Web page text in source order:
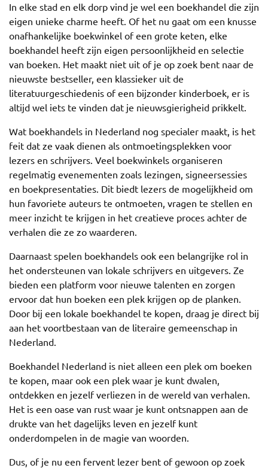
In elke stad en elk dorp vind je wel een boekhandel die zijn
eigen unieke charme heeft. Of het nu gaat om een knusse
onafhankelijke boekwinkel of een grote keten, elke
boekhandel heeft zijn eigen persoonlijkheid en selectie
van boeken. Het maakt niet uit of je op zoek bent naar de
nieuwste bestseller, een klassieker uit de
literatuurgeschiedenis of een bijzonder kinderboek, er is
altijd wel iets te vinden dat je nieuwsgierigheid prikkelt.
Wat boekhandels in Nederland nog specialer maakt, is het
feit dat ze vaak dienen als ontmoetingsplekken voor
lezers en schrijvers. Veel boekwinkels organiseren
regelmatig evenementen zoals lezingen, signeersessies
en boekpresentaties. Dit biedt lezers de mogelijkheid om
hun favoriete auteurs te ontmoeten, vragen te stellen en
meer inzicht te krijgen in het creatieve proces achter de
verhalen die ze zo waarderen.
Daarnaast spelen boekhandels ook een belangrijke rol in
het ondersteunen van lokale schrijvers en uitgevers. Ze
bieden een platform voor nieuwe talenten en zorgen
ervoor dat hun boeken een plek krijgen op de planken.
Door bij een lokale boekhandel te kopen, draag je direct bij
aan het voortbestaan van de literaire gemeenschap in
Nederland.
Boekhandel Nederland is niet alleen een plek om boeken
te kopen, maar ook een plek waar je kunt dwalen,
ontdekken en jezelf verliezen in de wereld van verhalen.
Het is een oase van rust waar je kunt ontsnappen aan de
drukte van het dagelijks leven en jezelf kunt
onderdompelen in de magie van woorden.
Dus, of je nu een fervent lezer bent of gewoon op zoek